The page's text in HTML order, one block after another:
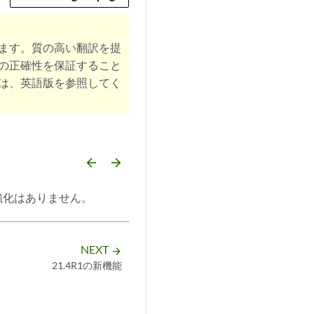
す。質の高い翻訳を提
正確性を保証すること
、英語版を参照してく
arrow_backward arrow_forward
はありません。
NEXT arrow_forward
21.4R1の新機能